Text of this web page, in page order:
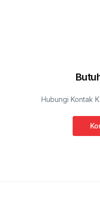
Hubungi Kontak